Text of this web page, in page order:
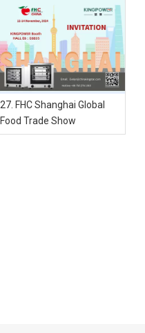
27. FHC Shanghai Global
Food Trade Show